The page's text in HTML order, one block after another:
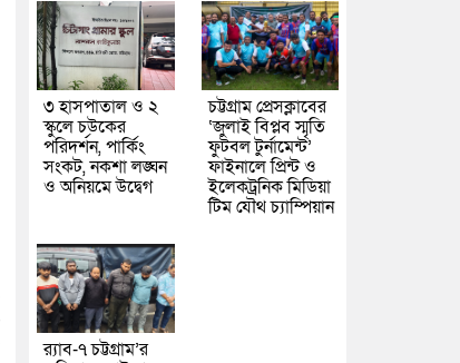
৩ হাসপাতাল ও ২
স্কুলে চউকের
পরিদর্শন, পার্কিং
সংকট, নকশা লঙ্ঘন
ও অনিয়মে উদ্বেগ
চট্টগ্রাম প্রেসক্লাবের
‘জুলাই বিপ্লব স্মৃতি
ফুটবল টুর্নামেন্ট’
ফাইনালে প্রিন্ট ও
ইলেকট্রনিক মিডিয়া
টিম যৌথ চ্যাম্পিয়ান
র‌্যাব-৭ চট্টগ্রাম’র